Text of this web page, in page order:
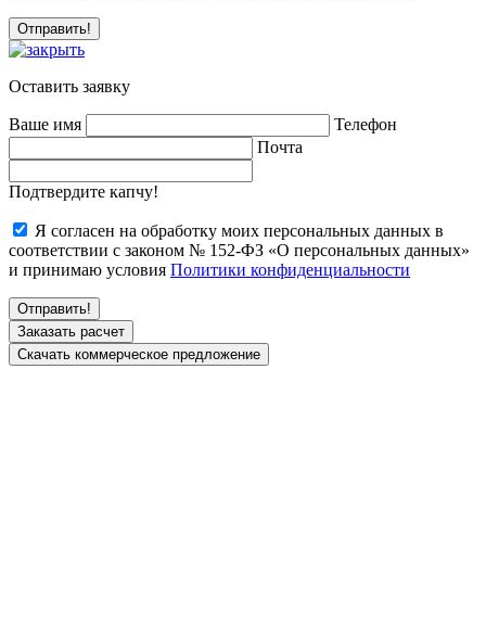
Оставить заявку
Ваше имя
Телефон
Почта
Подтвердите капчу!
Я согласен на обработку моих персональных данных в
соответствии с законом № 152-ФЗ «О персональных данных»
и принимаю условия Политики конфиденциальности
Заказать расчет
Скачать коммерческое предложение